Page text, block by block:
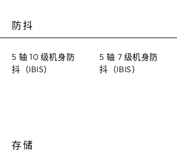
防抖
5 轴 10 级机身防
抖（IBIS）
5 轴 7 级机身防
抖（IBIS）
存储